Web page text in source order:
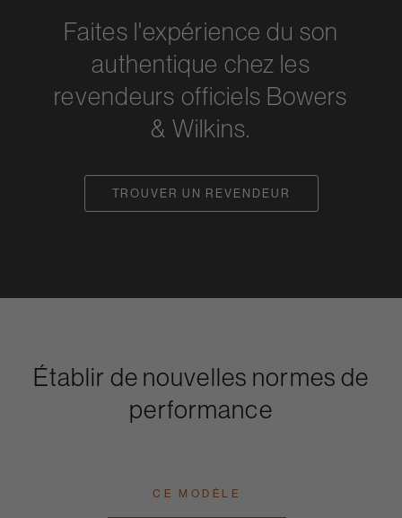
Faites l'expérience du son
authentique chez les
revendeurs officiels Bowers
& Wilkins.
TROUVER UN REVENDEUR
Établir de nouvelles normes de
performance
CE MODÈLE